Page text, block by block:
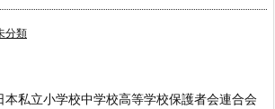
分類
本私立小学校中学校高等学校保護者会連合会